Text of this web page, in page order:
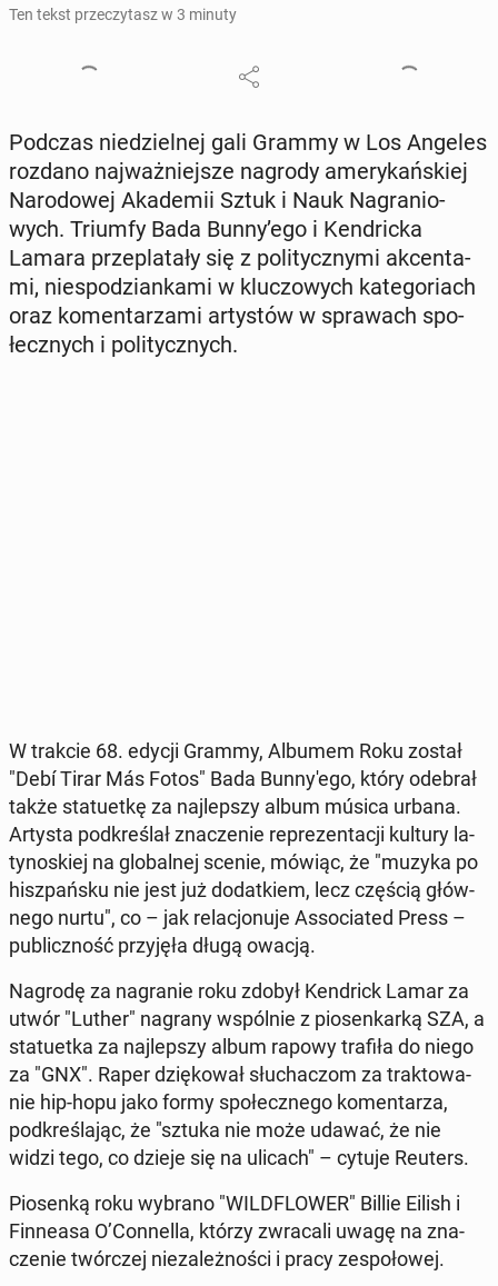
Ten tekst przeczytasz w 3 minuty
Podczas nie­dziel­nej gali Grammy w Los Angeles
rozdano naj­waż­niej­sze nagrody ame­ry­kań­skiej
Na­ro­do­wej Aka­de­mii Sztuk i Nauk Na­gra­nio­
wych. Triumfy Bada Bunny’ego i Ken­dric­ka
Lamara prze­pla­ta­ły się z po­li­tycz­ny­mi ak­cen­ta­
mi, nie­spo­dzian­ka­mi w klu­czo­wych ka­te­go­riach
oraz ko­men­ta­rza­mi ar­ty­stów w spra­wach spo­
łecz­nych i po­li­tycz­nych.
W trakcie 68. edycji Grammy, Albumem Roku został
"Debí Tirar Más Fotos" Bada Bun­ny­'e­go, który odebrał
także sta­tu­et­kę za naj­lep­szy album música urbana.
Artysta pod­kre­ślał zna­cze­nie re­pre­zen­ta­cji kultury la­
ty­no­skiej na glo­bal­nej scenie, mówiąc, że "muzyka po
hisz­pań­sku nie jest już do­dat­kiem, lecz częścią głów­
ne­go nurtu", co – jak re­la­cjo­nu­je As­so­cia­ted Press –
pu­blicz­ność przy­ję­ła długą owacją.
Nagrodę za na­gra­nie roku zdobył Ken­drick Lamar za
utwór "Luther" nagrany wspól­nie z pio­sen­kar­ką SZA, a
sta­tu­et­ka za naj­lep­szy album rapowy trafiła do niego
za "GNX". Raper dzię­ko­wał słu­cha­czom za trak­to­wa­
nie hip-hopu jako formy spo­łecz­ne­go ko­men­ta­rza,
pod­kre­śla­jąc, że "sztuka nie może udawać, że nie
widzi tego, co dzieje się na ulicach" – cytuje Reuters.
Pio­sen­ką roku wybrano "WILD­FLO­WER" Billie Eilish i
Fin­ne­asa O’Con­nel­la, którzy zwra­ca­li uwagę na zna­
cze­nie twór­czej nie­za­leż­no­ści i pracy ze­spo­ło­wej.